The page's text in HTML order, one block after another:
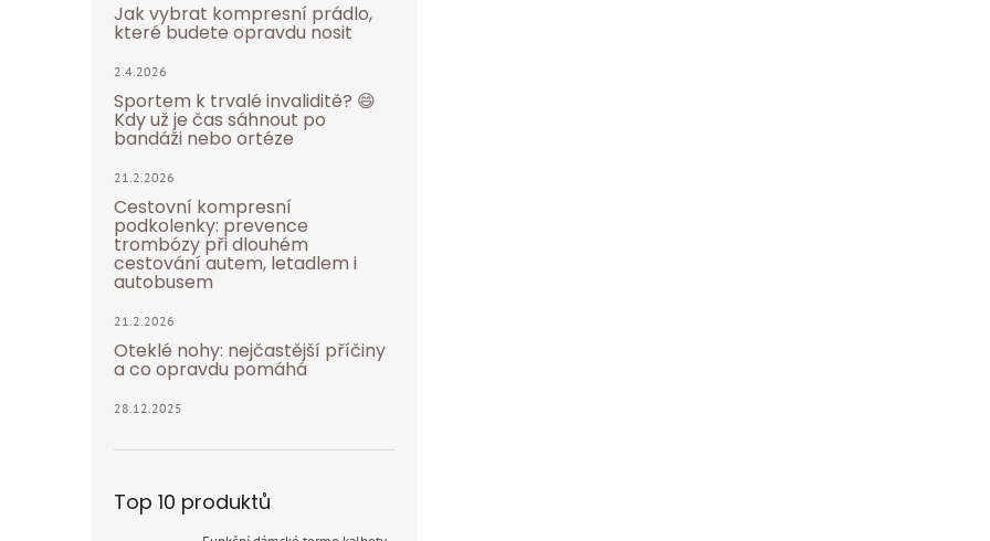
Jak vybrat kompresní prádlo,
které budete opravdu nosit
2.4.2026
Sportem k trvalé invaliditě? 😄
Kdy už je čas sáhnout po
bandáži nebo ortéze
21.2.2026
Cestovní kompresní
podkolenky: prevence
trombózy při dlouhém
cestování autem, letadlem i
autobusem
21.2.2026
Oteklé nohy: nejčastější příčiny
a co opravdu pomáhá
28.12.2025
Top 10 produktů